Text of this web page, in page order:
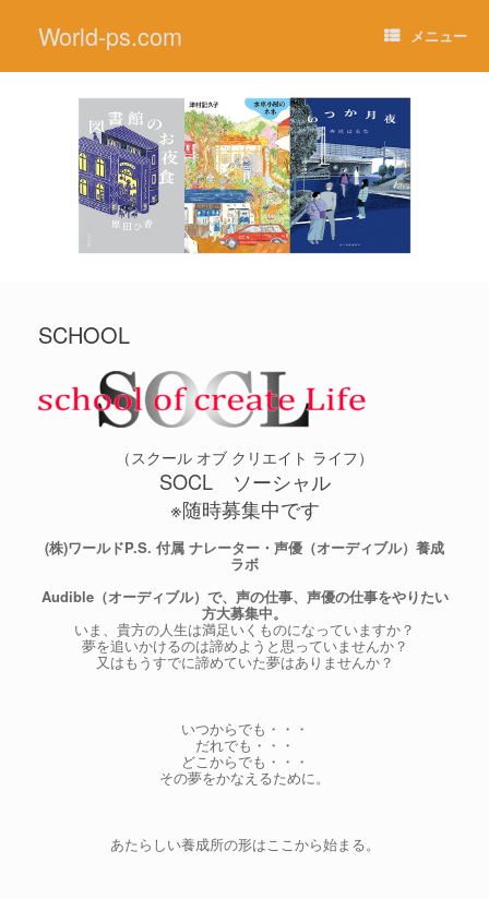
ン
World-ps.com メニュー
SCHOOL
（スクール オブ クリエイト ライフ）
SOCL ソーシャル
※随時募集中です
(株)ワールドP.S. 付属 ナレーター・声優（オーディブル）養成
ラボ
Audible（オーディブル）で、声の仕事、声優の仕事をやりたい
方大募集中。
いま、貴方の人生は満足いくものになっていますか？
夢を追いかけるのは諦めようと思っていませんか？
又はもうすでに諦めていた夢はありませんか？
いつからでも・・・
だれでも・・・
どこからでも・・・
その夢をかなえるために。
あたらしい養成所の形はここから始まる。